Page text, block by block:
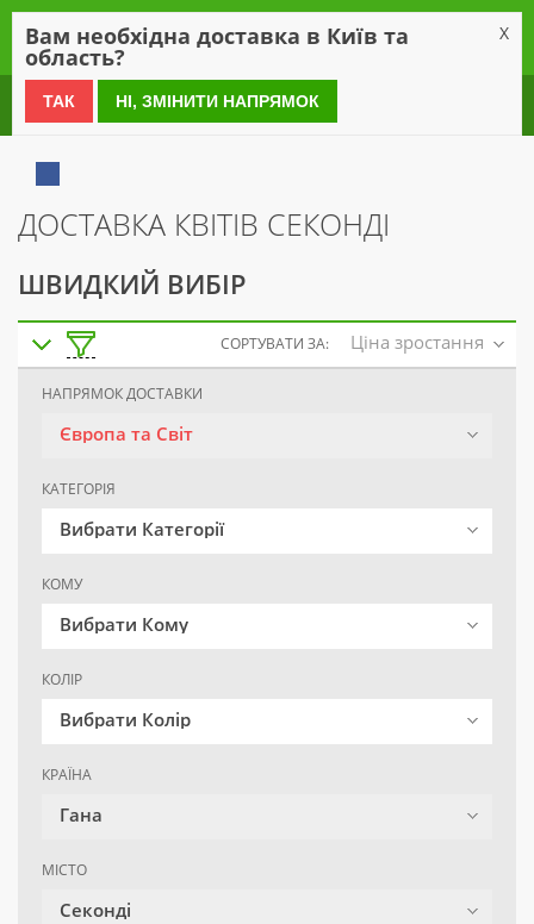
0 800 21 54 55
ДОСТАВКА КВІТІВ СЕКОНДІ
ШВИДКИЙ ВИБІР
СОРТУВАТИ ЗА: Ціна зростання
НАПРЯМОК ДОСТАВКИ
Європа та Світ
КАТЕГОРІЯ
Вибрати Категорії
КОМУ
Вибрати Кому
КОЛІР
Вибрати Колір
КРАЇНА
Гана
МІСТО
Секонді
Вам необхідна доставка в Київ та
область?
X
ТАК НІ, ЗМІНИТИ НАПРЯМОК